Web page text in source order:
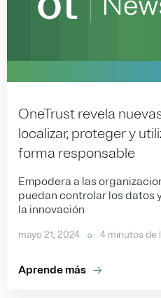
OneTrust revela
localizar, proteger y
forma responsable
Empodera a las
puedan controlar los datos
la innovación
mayo 21, 2024 4 minutos de
Aprende más